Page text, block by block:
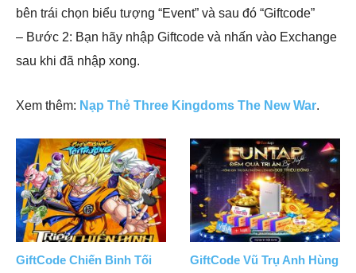
bên trái chọn biểu tượng “Event” và sau đó “Giftcode”
– Bước 2: Bạn hãy nhập Giftcode và nhấn vào Exchange
sau khi đã nhập xong.
Xem thêm: Nạp Thẻ Three Kingdoms The New War.
GiftCode Chiến Binh Tối
GiftCode Vũ Trụ Anh Hùng